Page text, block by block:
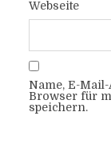
Webseite
Name, E-
Browser für
speichern.